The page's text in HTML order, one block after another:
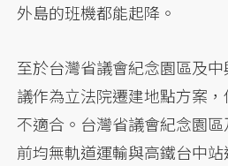
外島的班機都能起降。
至於台灣省議會紀念園區及
議作為立法院遷建地點方案
不適合。台灣省議會紀念園
前均無軌道運輸與高鐵台中